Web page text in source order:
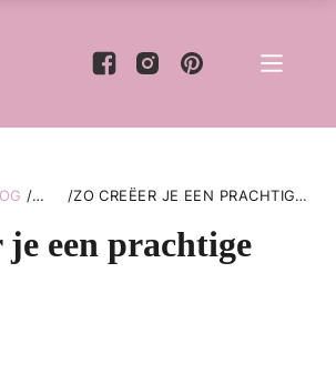
/
/ZO CREËER JE EEN PRACHTIGE
je een prachtige